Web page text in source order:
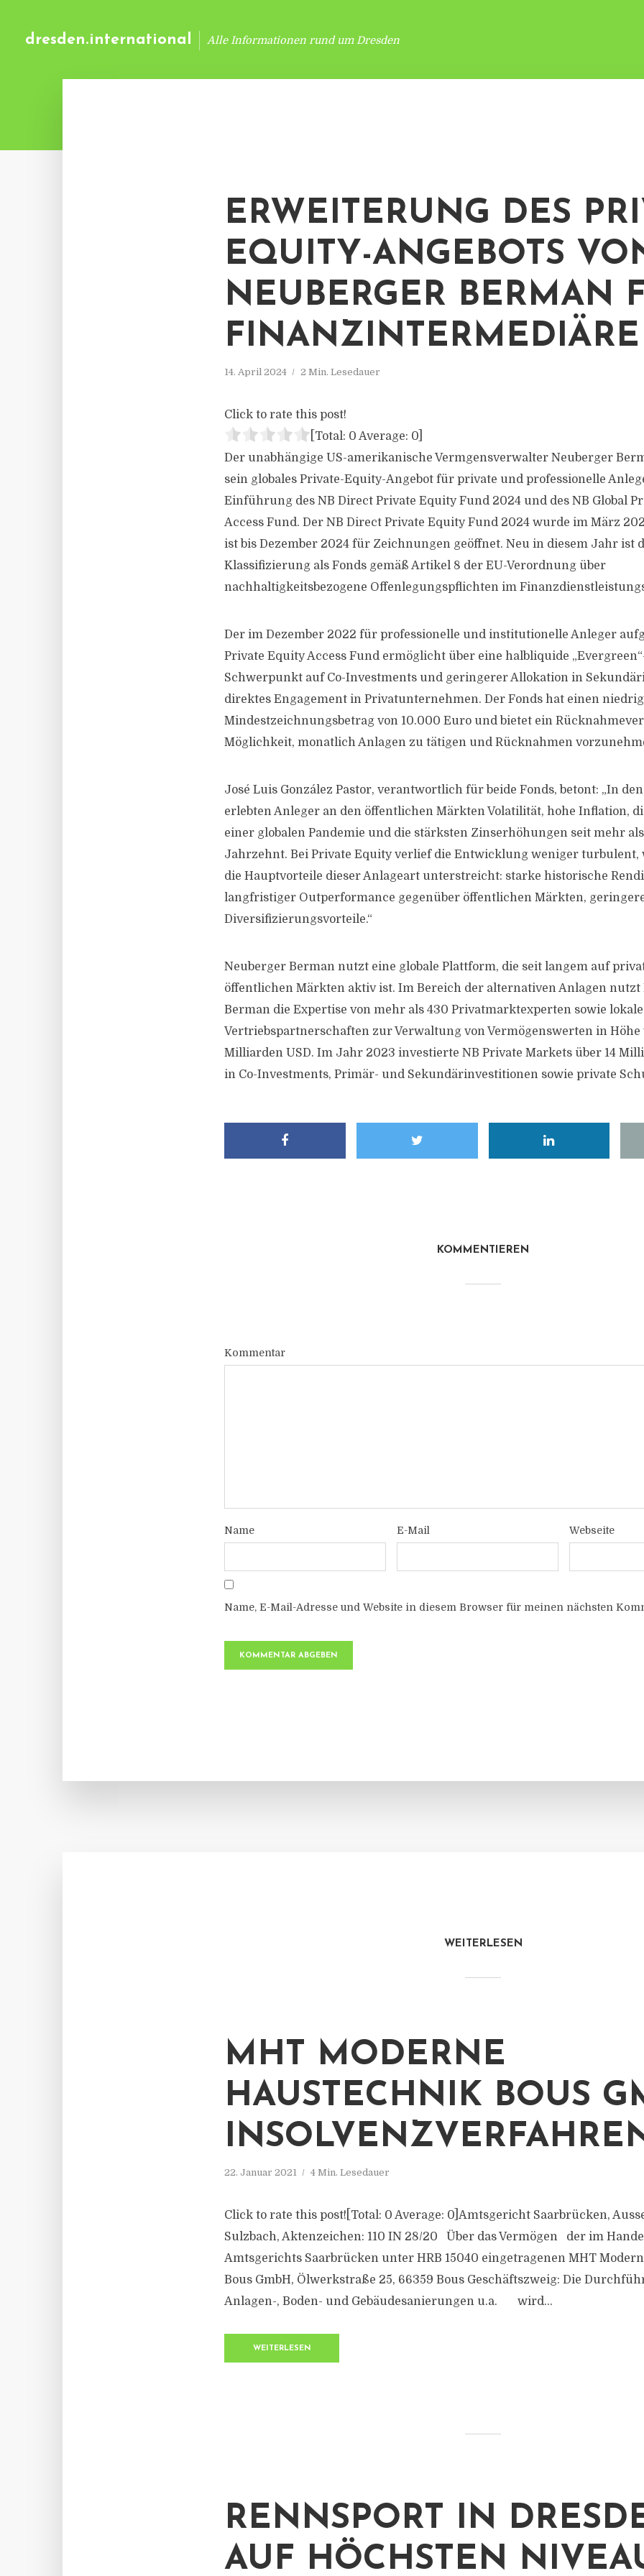
dresden.international Alle Informationen rund um Dresden
ERWEITERUNG DES
EQUITY-ANGEBOTS
NEUBERGER BERMAN
FINANZINTERMEDIÄRE
14. April 2024 2 Min. Lesedauer
Click to rate this post!
[Total: 0 Average: 0
Der unabhängige US-amerikanische Vermgensverwalter Neuberger
sein globales Private-Equity-Angebot für private und professionelle
Einführung des NB Direct Private Equity Fund 2024 und des NB Global
Access Fund. Der NB Direct Private Equity Fund 2024 wurde im März
ist bis Dezember 2024 für Zeichnungen geöffnet. Neu in diesem Jahr ist
Klassifizierung als Fonds gemäß Artikel 8 der EU-Verordnung über
nachhaltigkeitsbezogene Offenlegungspflichten im
Der im Dezember 2022 für professionelle und institutionelle Anleger
Private Equity Access Fund ermöglicht über eine halbliquide
Schwerpunkt auf Co-Investments und geringerer Allokation in
direktes Engagement in Privatunternehmen. Der Fonds hat einen
Mindestzeichnungsbetrag von 10.000 Euro und bietet ein
Möglichkeit, monatlich Anlagen zu tätigen und Rücknahmen
José Luis González Pastor, verantwortlich für beide Fonds, betont: „In
erlebten Anleger an den öffentlichen Märkten Volatilität, hohe Inflation,
einer globalen Pandemie und die stärksten Zinserhöhungen seit mehr
Jahrzehnt. Bei Private Equity verlief die Entwicklung weniger turbulent,
die Hauptvorteile dieser Anlageart unterstreicht: starke historische
langfristiger Outperformance gegenüber öffentlichen Märkten,
Diversifizierungsvorteile.“
Neuberger Berman nutzt eine globale Plattform, die seit langem auf
öffentlichen Märkten aktiv ist. Im Bereich der alternativen Anlagen nutzt
Berman die Expertise von mehr als 430 Privatmarktexperten sowie lokale
Vertriebspartnerschaften zur Verwaltung von Vermögenswerten in Höhe
Milliarden USD. Im Jahr 2023 investierte NB Private Markets über 14
in Co-Investments, Primär- und Sekundärinvestitionen sowie private
KOMMENTIEREN
Kommentar
Name E-Mail Webseite
Name, E-Mail-Adresse und Website in diesem Browser für meinen nächsten
WEITERLESEN
MHT MODERNE
HAUSTECHNIK BOUS
22. Januar 2021 4 Min. Lesedauer
Click to rate this post![Total: 0 Average: 0]Amtsgericht Saarbrücken,
Sulzbach, Aktenzeichen: 110 IN 28/20 Über das Vermögen der im
Amtsgerichts Saarbrücken unter HRB 15040 eingetragenen MHT
Bous GmbH, Ölwerkstraße 25, 66359 Bous Geschäftszweig: Die
Anlagen-, Boden- und Gebäudesanierungen u.a. wird...
WEITERLESEN
RENNSPORT IN
AUF HÖCHSTEN